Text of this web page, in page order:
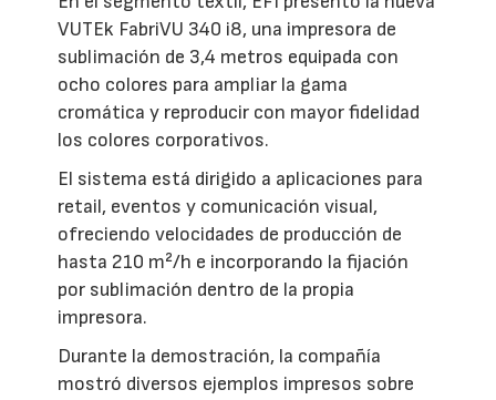
VUTEk FabriVU 340 i8, una impresora de
sublimación de 3,4 metros equipada con
ocho colores para ampliar la gama
cromática y reproducir con mayor fidelidad
los colores corporativos.
El sistema está dirigido a aplicaciones para
retail, eventos y comunicación visual,
ofreciendo velocidades de producción de
hasta 210 m²/h e incorporando la fijación
por sublimación dentro de la propia
impresora.
Durante la demostración, la compañía
mostró diversos ejemplos impresos sobre